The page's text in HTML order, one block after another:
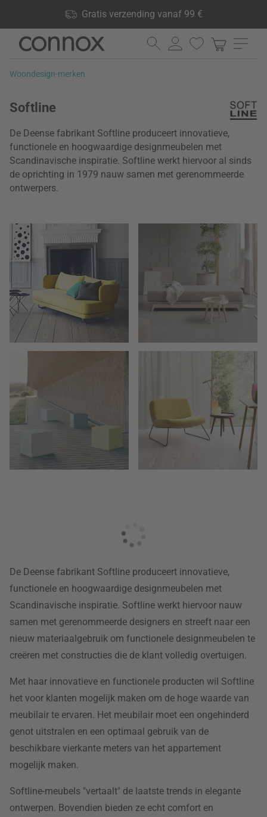
Gratis verzending vanaf 99 €
producten op voorraad, 60 dagen retourrecht
Ga
pagina-
Ga
zoeken
Woondesign-merken
Softline
De Deense fabrikant Softline produceert innovatieve,
functionele en hoogwaardige designmeubelen met
Scandinavische inspiratie. Softline werkt hiervoor al sinds
de oprichting in 1979 nauw samen met gerenommeerde
ontwerpers.
De Deense fabrikant Softline produceert innovatieve,
functionele en hoogwaardige designmeubelen met
Scandinavische inspiratie. Softline werkt hiervoor nauw
samen met gerenommeerde designers en streeft naar een
nieuw materiaalgebruik om functionele designmeubelen te
creëren met constructies die de klant volledig overtuigen.
Met haar innovatieve en functionele producten wil Softline
het voor klanten mogelijk maken om de hoge waarde van
meubilair te ervaren. Het meubilair moet een ongehinderd
genot uitstralen en een optimaal gebruik van de
beschikbare vierkante meters van het appartement
mogelijk maken.
Softline-meubels "vertaalt" de laatste trends in elegante
ontwerpen. Bovendien bieden ze echt comfort en